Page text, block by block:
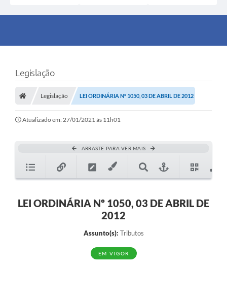
Legislação
Legislação LEI ORDINÁRIA Nº 1050, 03 DE ABRIL DE 2012
Atualizado em: 27/01/2021 às 11h01
ARRASTE PARA VER MAIS
LEI ORDINÁRIA Nº 1050, 03 DE ABRIL DE
2012
Assunto(s): Tributos
EM VIGOR